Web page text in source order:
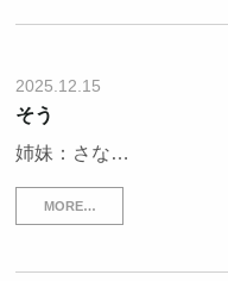
2025.12.15
そう
姉妹：さな…
MORE…